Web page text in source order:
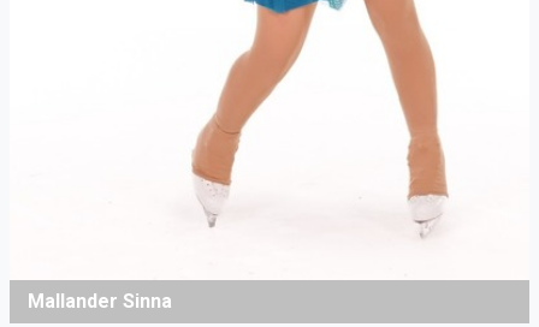
Mallander Sinna